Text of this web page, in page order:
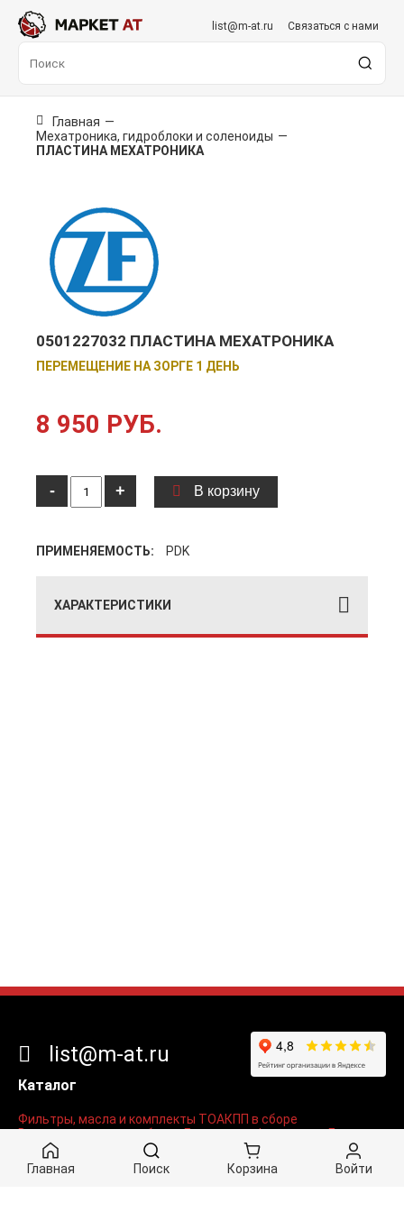
list@m-at.ru Связаться с нами
Главная —
Мехатроника, гидроблоки и соленоиды —
ПЛАСТИНА МЕХАТРОНИКА
0501227032 ПЛАСТИНА МЕХАТРОНИКА
ПЕРЕМЕЩЕНИЕ НА ЗОРГЕ 1 ДЕНЬ
8 950 РУБ.
- + В корзину
ПРИМЕНЯЕМОСТЬ: PDK
ХАРАКТЕРИСТИКИ
Каталог
Фильтры, масла и комплекты ТОАКПП в сборе
Втулки, подшипники, болтыГидротрансформаторыДиски
Железо
Мехатроника, гидроблоки и соленоиды
Поршни и тормозные ленты
Прокладки и сальники
Радиаторы, присадки, гели, смазки
list@m-at.ru
Главная Поиск Корзина Войти